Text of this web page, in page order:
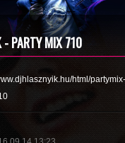
- PARTY MIX 710
html/